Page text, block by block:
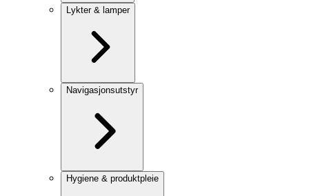
Lykter & lamper
Navigasjonsutstyr
Hygiene & produktpleie